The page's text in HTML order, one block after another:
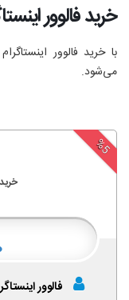
خرید فالوور
با خرید فالوور
می‌شود.
%5
فالوور